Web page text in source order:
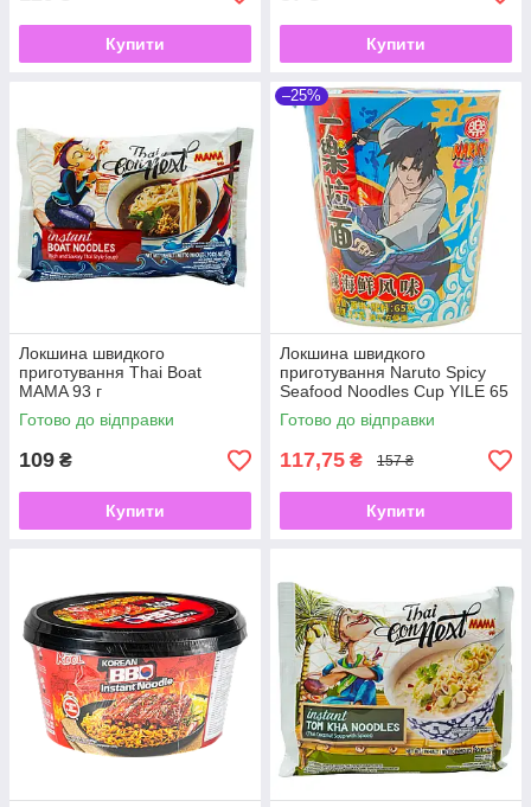
Купити Купити
Локшина швидкого
приготування Thai Boat
MAMA 93 г
Готово до відправки
109 ₴
Купити
–25%
Локшина швидкого
приготування Naruto Spicy
Seafood Noodles Cup YILE 65
гГотово до відправки
117,75 ₴ 157 ₴
Купити